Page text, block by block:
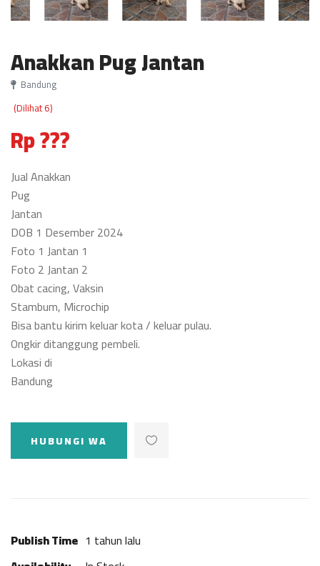
Anakkan Pug Jantan
Bandung
(Dilihat 6)
Rp ???
Jual Anakkan
Pug
Jantan
DOB 1 Desember 2024
Foto 1 Jantan 1
Foto 2 Jantan 2
Obat cacing, Vaksin
Stambum, Microchip
Bisa bantu kirim keluar kota / keluar pulau.
Ongkir ditanggung pembeli.
Lokasi di
Bandung
HUBUNGI WA
Publish Time 1 tahun lalu